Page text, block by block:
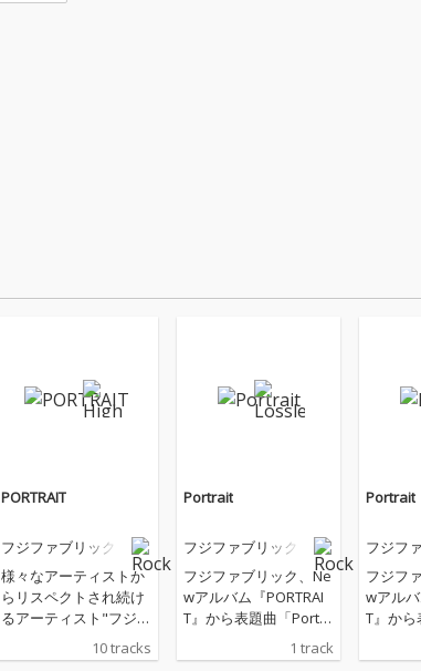
PORTRAIT
フジファブリック
様々なアーティストか
らリスペクトされ続け
るアーティスト"フジフ
ァブリック"。 2月から
は3作連続の配信限定S
10 tracks
Portrait
フジファブリック
フジファブリック、Ne
wアルバム『PORTRAI
T』から表題曲「Portra
1 track
Portrait
フジフ
フジフ
wアルバ
T』か